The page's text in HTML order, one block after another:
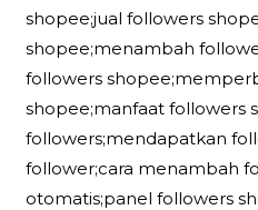
shopee;jual followers
shopee;menambah
followers
shopee;manfaat followers
followers;mendapatkan
follower;cara menambah
otomatis;panel followers